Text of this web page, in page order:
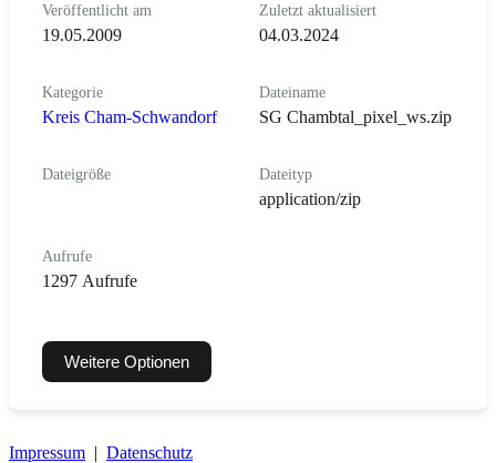
Veröffentlicht am
19.05.2009
Zuletzt aktualisiert
04.03.2024
Kategorie
Kreis Cham-Schwandorf
Dateiname
SG Chambtal_pixel_ws.zip
Dateigröße Dateityp
application/zip
Aufrufe
1297 Aufrufe
Weitere Optionen
Impressum | Datenschutz